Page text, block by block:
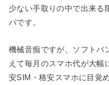
少ない手取りの中で出来る
パです。
機械音痴ですが、ソフトバ
えて毎月のスマホ代が大幅
安SIM・格安スマホに目覚